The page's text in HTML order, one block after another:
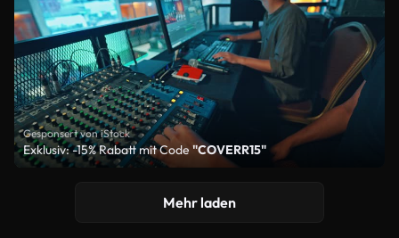
Gesponsert von iStock
Exklusiv: -15% Rabatt mit Code "COVERR15"
Mehr laden